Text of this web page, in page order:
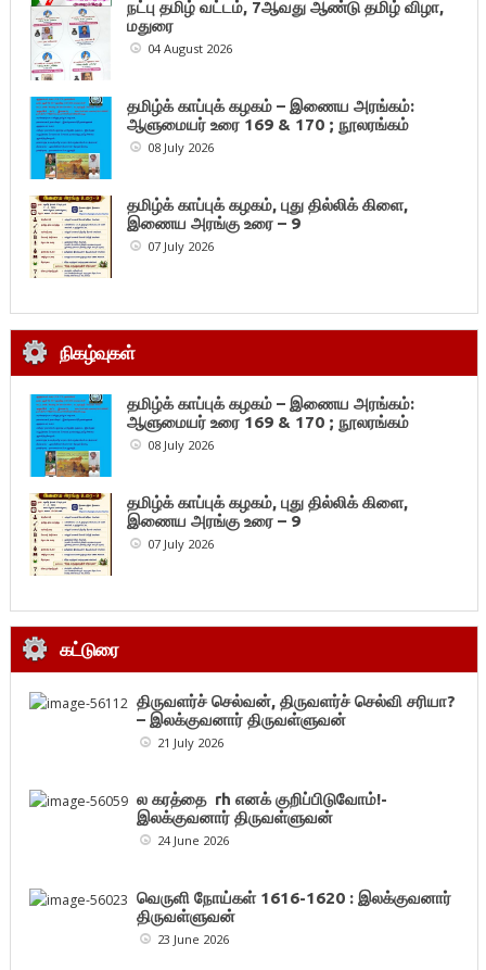
நட்பு தமிழ் வட்டம், 7ஆவது ஆண்டு தமிழ் விழா,
மதுரை
04 August 2026
தமிழ்க் காப்புக் கழகம் – இணைய அரங்கம்:
ஆளுமையர் உரை 169 & 170 ; நூலரங்கம்
08 July 2026
தமிழ்க் காப்புக் கழகம், புது தில்லிக் கிளை,
இணைய அரங்கு உரை – 9
07 July 2026
நிகழ்வுகள்
தமிழ்க் காப்புக் கழகம் – இணைய அரங்கம்:
ஆளுமையர் உரை 169 & 170 ; நூலரங்கம்
08 July 2026
தமிழ்க் காப்புக் கழகம், புது தில்லிக் கிளை,
இணைய அரங்கு உரை – 9
07 July 2026
கட்டுரை
திருவளர்ச் செல்வன், திருவளர்ச் செல்வி சரியா?
– இலக்குவனார் திருவள்ளுவன்
21 July 2026
ல கரத்தை rh எனக் குறிப்பிடுவோம்!-
இலக்குவனார் திருவள்ளுவன்
24 June 2026
வெருளி நோய்கள் 1616-1620 : இலக்குவனார்
திருவள்ளுவன்
23 June 2026